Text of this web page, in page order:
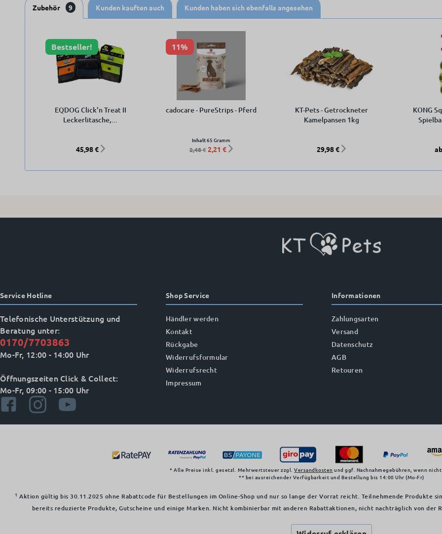
Zubehör 9 Kunden kauften auch Kunden haben sich ebenfalls angesehen
Bestseller!
EQDOG Click'n Treat II
Leckerlitasche,...
45,98 €
11%
cadocare - PureStrips - Pferd
Inhalt65 Gramm
2,48 € 2,21 €
KT-Pets - Getrockneter
Kamelpansen 1kg
29,98 €
KONG
Service Hotline
Telefonische Unterstützung und
Beratung unter:
0170/7703863
Mo-Fr, 12:00 - 14:00 Uhr
Öffnungszeiten Click & Collect:
Mo-Fr, 09:00 - 15:00 Uhr
Shop Service
Händler werden
Kontakt
Rückgabe
Widerrufsformular
Widerrufsrecht
Impressum
Informationen
Zahlungsarten
Versand
Datenschutz
AGB
Retouren
* Alle Preise inkl. gesetzl. Mehrwertsteuer zzgl.Versandkosten und ggf. Nachnahmegebühren, wenn
** bei ausreichender Verfügbarkeit und Bestellung bis 14:00 Uhr (Mo-Fr)
1 Aktion gültig bis 30.11.2025 ohne Rabattcode für Bestellungen im Online-Shop und nur so lange der Vorrat reicht. Teilnehmende Produkte
bereits reduzierte Produkte, Gutscheine und einige Marken. Nicht kombinierbar mit anderen Rabattaktionen, nicht nachträglich von der